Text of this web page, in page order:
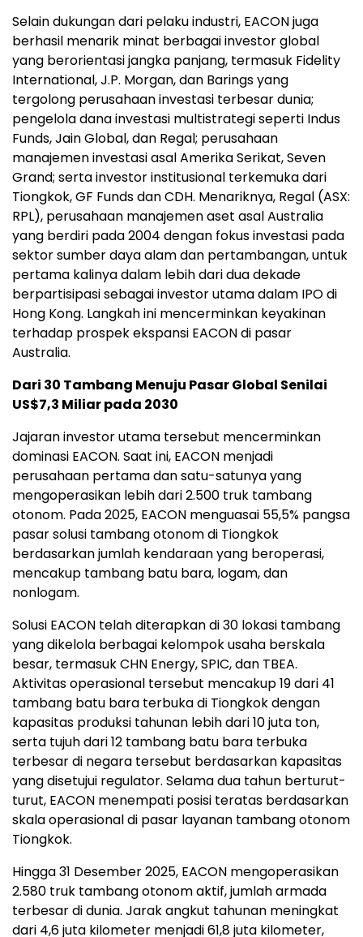
Selain dukungan dari pelaku industri, EACON juga
berhasil menarik minat berbagai investor global
yang berorientasi jangka panjang, termasuk Fidelity
International, J.P. Morgan, dan Barings yang
tergolong perusahaan investasi terbesar dunia;
pengelola dana investasi multistrategi seperti Indus
Funds, Jain Global, dan Regal; perusahaan
manajemen investasi asal Amerika Serikat, Seven
Grand; serta investor institusional terkemuka dari
Tiongkok, GF Funds dan CDH. Menariknya, Regal (ASX:
RPL), perusahaan manajemen aset asal Australia
yang berdiri pada 2004 dengan fokus investasi pada
sektor sumber daya alam dan pertambangan, untuk
pertama kalinya dalam lebih dari dua dekade
berpartisipasi sebagai investor utama dalam IPO di
Hong Kong. Langkah ini mencerminkan keyakinan
terhadap prospek ekspansi EACON di pasar
Australia.
Dari 30 Tambang Menuju Pasar Global Senilai
US$7,3 Miliar pada 2030
Jajaran investor utama tersebut mencerminkan
dominasi EACON. Saat ini, EACON menjadi
perusahaan pertama dan satu-satunya yang
mengoperasikan lebih dari 2.500 truk tambang
otonom. Pada 2025, EACON menguasai 55,5% pangsa
pasar solusi tambang otonom di Tiongkok
berdasarkan jumlah kendaraan yang beroperasi,
mencakup tambang batu bara, logam, dan
nonlogam.
Solusi EACON telah diterapkan di 30 lokasi tambang
yang dikelola berbagai kelompok usaha berskala
besar, termasuk CHN Energy, SPIC, dan TBEA.
Aktivitas operasional tersebut mencakup 19 dari 41
tambang batu bara terbuka di Tiongkok dengan
kapasitas produksi tahunan lebih dari 10 juta ton,
serta tujuh dari 12 tambang batu bara terbuka
terbesar di negara tersebut berdasarkan kapasitas
yang disetujui regulator. Selama dua tahun berturut-
turut, EACON menempati posisi teratas berdasarkan
skala operasional di pasar layanan tambang otonom
Tiongkok.
Hingga 31 Desember 2025, EACON mengoperasikan
2.580 truk tambang otonom aktif, jumlah armada
terbesar di dunia. Jarak angkut tahunan meningkat
dari 4,6 juta kilometer menjadi 61,8 juta kilometer,